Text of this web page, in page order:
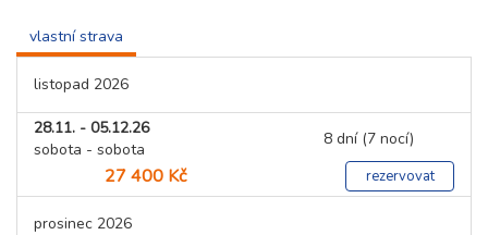
vlastní strava
listopad 2026
28.11. - 05.12.26
sobota - sobota
8 dní (7 nocí)
27 400 Kč rezervovat
prosinec 2026